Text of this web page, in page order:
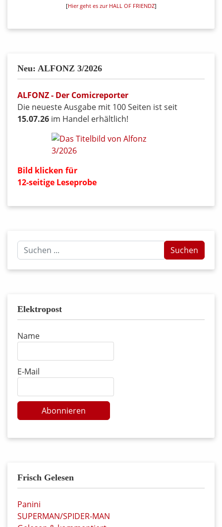
[Hier geht es zur HALL OF FRIENDZ]
Neu: ALFONZ 3/2026
ALFONZ - Der Comicreporter
Die neueste Ausgabe mit 100 Seiten ist seit
15.07.26 im Handel erhältlich!
Bild klicken für
12-seitige Leseprobe
Suchen
...
Suchen
Elektropost
Name
E-Mail
Abonnieren
Frisch Gelesen
Panini
SUPERMAN/SPIDER-MAN